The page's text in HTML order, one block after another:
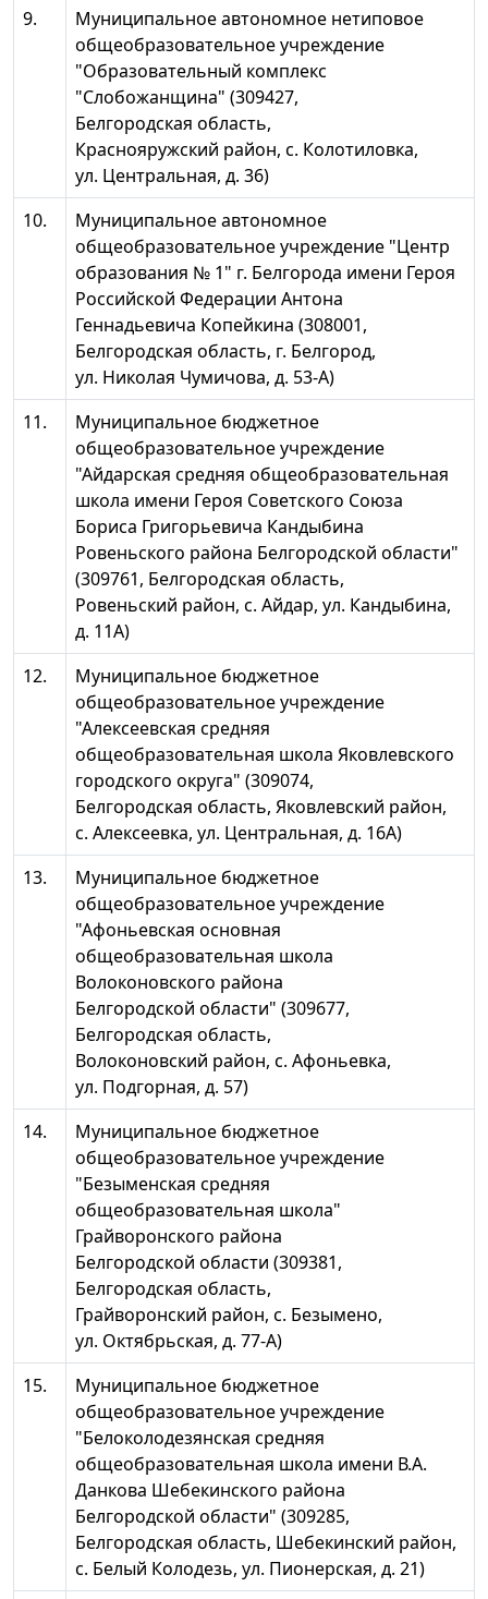
9.
Муниципальное автономное нетиповое
общеобразовательное учреждение
"Образовательный комплекс
"Слобожанщина" (309427,
Белгородская область,
Краснояружский район, с. Колотиловка,
ул. Центральная, д. 36)
10.
Муниципальное автономное
общеобразовательное учреждение "Центр
образования № 1" г. Белгорода имени Героя
Российской Федерации Антона
Геннадьевича Копейкина (308001,
Белгородская область, г. Белгород,
ул. Николая Чумичова, д. 53-А)
11.
Муниципальное бюджетное
общеобразовательное учреждение
"Айдарская средняя общеобразовательная
школа имени Героя Советского Союза
Бориса Григорьевича Кандыбина
Ровеньского района Белгородской области"
(309761, Белгородская область,
Ровеньский район, с. Айдар, ул. Кандыбина,
д. 11А)
12.
Муниципальное бюджетное
общеобразовательное учреждение
"Алексеевская средняя
общеобразовательная школа Яковлевского
городского округа" (309074,
Белгородская область, Яковлевский район,
с. Алексеевка, ул. Центральная, д. 16А)
13.
Муниципальное бюджетное
общеобразовательное учреждение
"Афоньевская основная
общеобразовательная школа
Волоконовского района
Белгородской области" (309677,
Белгородская область,
Волоконовский район, с. Афоньевка,
ул. Подгорная, д. 57)
14.
Муниципальное бюджетное
общеобразовательное учреждение
"Безыменская средняя
общеобразовательная школа"
Грайворонского района
Белгородской области (309381,
Белгородская область,
Грайворонский район, с. Безымено,
ул. Октябрьская, д. 77-А)
15.
Муниципальное бюджетное
общеобразовательное учреждение
"Белоколодезянская средняя
общеобразовательная школа имени В.А.
Данкова Шебекинского района
Белгородской области" (309285,
Белгородская область, Шебекинский район,
с. Белый Колодезь, ул. Пионерская, д. 21)